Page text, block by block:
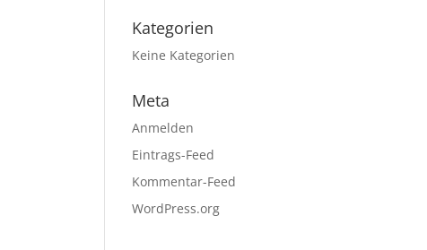
Kategorien
Keine Kategorien
Meta
Anmelden
Eintrags-Feed
Kommentar-Feed
WordPress.org